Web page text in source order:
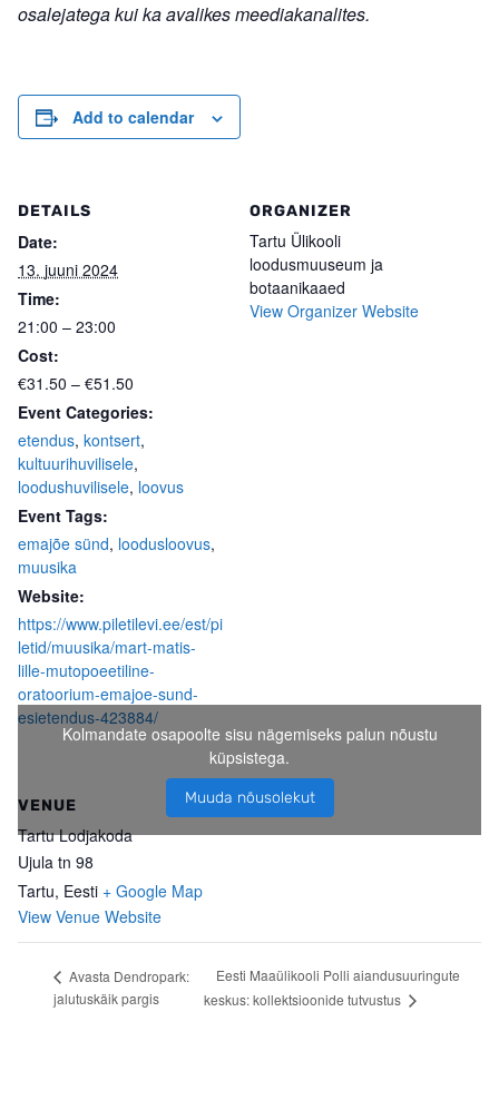
osalejatega kui ka avalikes meediakanalites.
Add to calendar
DETAILS
Date:
13. juuni 2024
Time:
21:00 – 23:00
Cost:
€31.50 – €51.50
Event Categories:
etendus, kontsert,
kultuurihuvilisele,
loodushuvilisele, loovus
Event Tags:
emajõe sünd, loodusloovus,
muusika
Website:
https://www.piletilevi.ee/est/pi
letid/muusika/mart-matis-
lille-mutopoeetiline-
oratoorium-emajoe-sund-
esietendus-423884/
ORGANIZER
Tartu Ülikooli
loodusmuuseum ja
botaanikaaed
View Organizer Website
VENUE
Tartu Lodjakoda
Ujula tn 98
Tartu, Eesti + Google Map
View Venue Website
Kolmandate osapoolte sisu nägemiseks palun nõustu
küpsistega.
Muuda nõusolekut
Avasta Dendropark:
jalutuskäik pargis
Eesti Maaülikooli Polli aiandusuuringute
keskus: kollektsioonide tutvustus